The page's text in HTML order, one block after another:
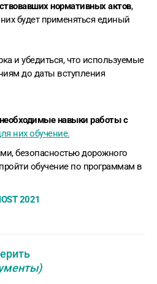
нормативных актов,
будет применяться единый
и убедиться, что используемые
до даты вступления
навыки работы с
них обучение.
безопасностью дорожного
обучение по программам в